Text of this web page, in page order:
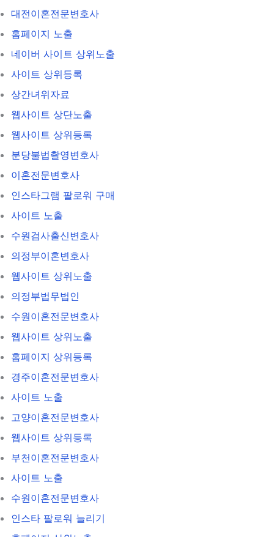
대전이혼전문변호사
홈페이지 노출
네이버 사이트 상위노출
사이트 상위등록
상간녀위자료
웹사이트 상단노출
웹사이트 상위등록
분당불법촬영변호사
이혼전문변호사
인스타그램 팔로워 구매
사이트 노출
수원검사출신변호사
의정부이혼변호사
웹사이트 상위노출
의정부법무법인
수원이혼전문변호사
웹사이트 상위노출
홈페이지 상위등록
경주이혼전문변호사
사이트 노출
고양이혼전문변호사
웹사이트 상위등록
부천이혼전문변호사
사이트 노출
수원이혼전문변호사
인스타 팔로워 늘리기